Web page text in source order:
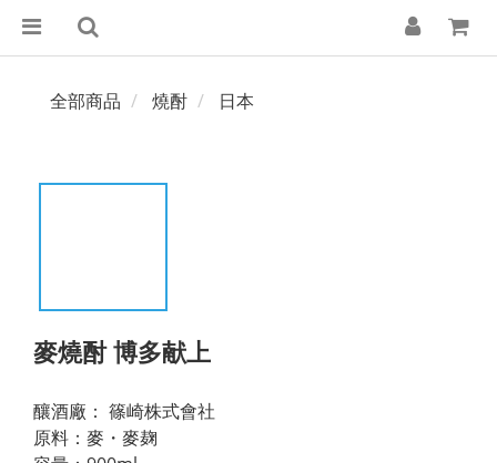
全部商品 燒酎 日本
麥燒酎 博多献上
釀酒廠： 篠崎株式會社
原料：麥・麥麹